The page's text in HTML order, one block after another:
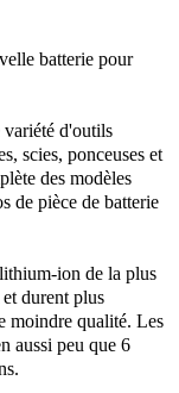
batterie pour
variété d'outils
scies, ponceuses et
des modèles
de pièce de batterie
ion de la plus
durent plus
moindre qualité. Les
aussi peu que 6